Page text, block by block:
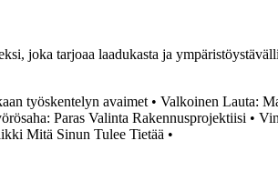
joka tarjoaa laadukasta ja
työskentelyn avaimet • Valkoinen Lauta:
Paras Valinta Rakennusprojektiisi •
Mitä Sinun Tulee Tietää •